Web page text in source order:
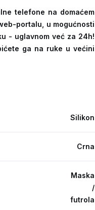
telefone na domaćem
portalu, u mogućnosti
- uglavnom već za 24h!
ga na ruke u većini
Silikon
Crna
Maska
/
futrola